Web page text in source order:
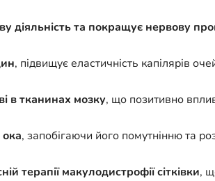
та покращує нервову
, підвищує еластичність капілярів
в тканинах мозку, що позитивно
, запобігаючи його помутнінню та
терапії макулодистрофії сітківки,